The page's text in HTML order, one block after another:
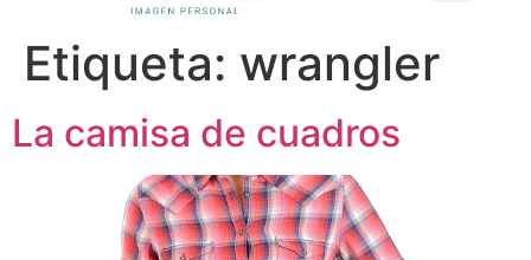
Etiqueta: wrangler
La camisa de cuadros